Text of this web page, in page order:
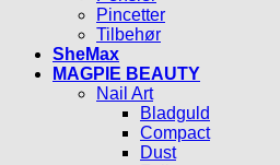
Pincetter
Tilbehør
SheMax
MAGPIE BEAUTY
Nail Art
Bladguld
Compact
Dust